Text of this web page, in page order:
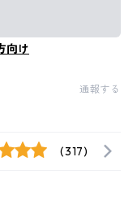
向け
通報する
(317)